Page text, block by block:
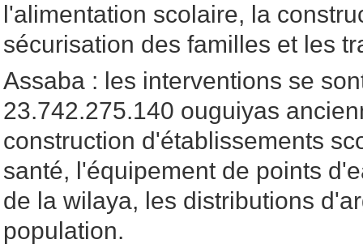
l'alimentation scolaire, la
sécurisation des familles et les
Assaba : les interventions se
23.742.275.140 ouguiyas
construction d'établissements
santé, l'équipement de points
de la wilaya, les distributions
population.